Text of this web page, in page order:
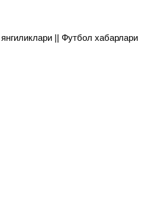
|| Футбол хабарлари